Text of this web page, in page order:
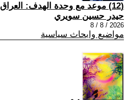
(12) موعد مع وحدة الهدف: العراق هَمُّنا
حيدر حسين سويري
2026 / 8 / 8
مواضيع وابحاث سياسية